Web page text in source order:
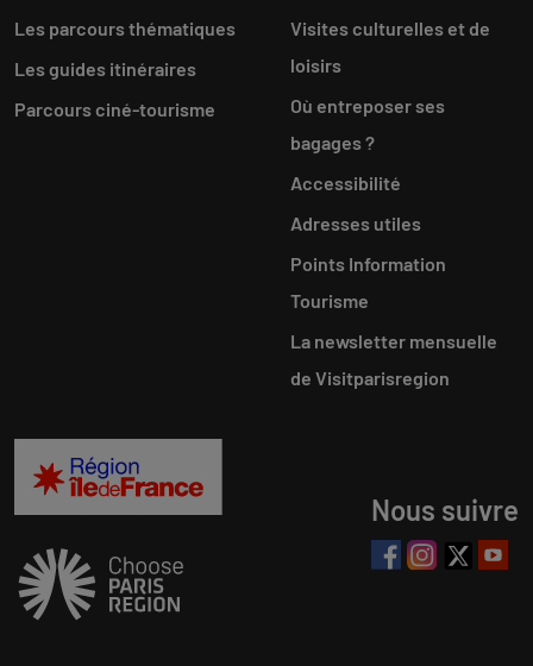
Les parcours thématiques
Les guides itinéraires
Parcours ciné-tourisme
Visites culturelles et de
loisirs
Où entreposer ses
bagages ?
Accessibilité
Adresses utiles
Points Information
Tourisme
La newsletter mensuelle
de Visitparisregion
Nous suivre